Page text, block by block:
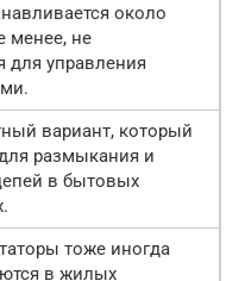
около
менее, не
для управления
вариант, который
размыкания и
в бытовых
тоже иногда
в жилых